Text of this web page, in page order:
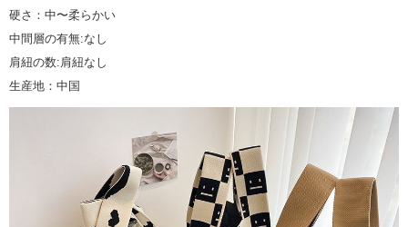
硬さ：中〜柔らかい
中間層の有無:なし
肩紐の数:肩紐なし
生産地：中国